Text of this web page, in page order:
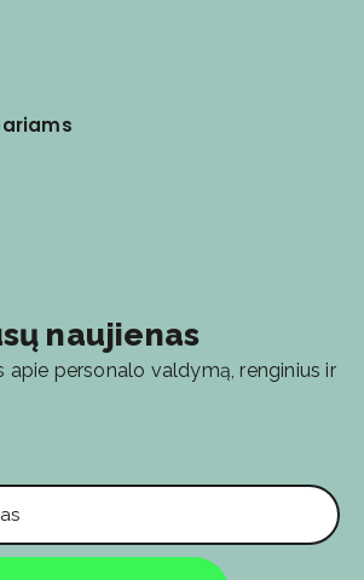
naujienas
apie personalo valdymą, renginius ir